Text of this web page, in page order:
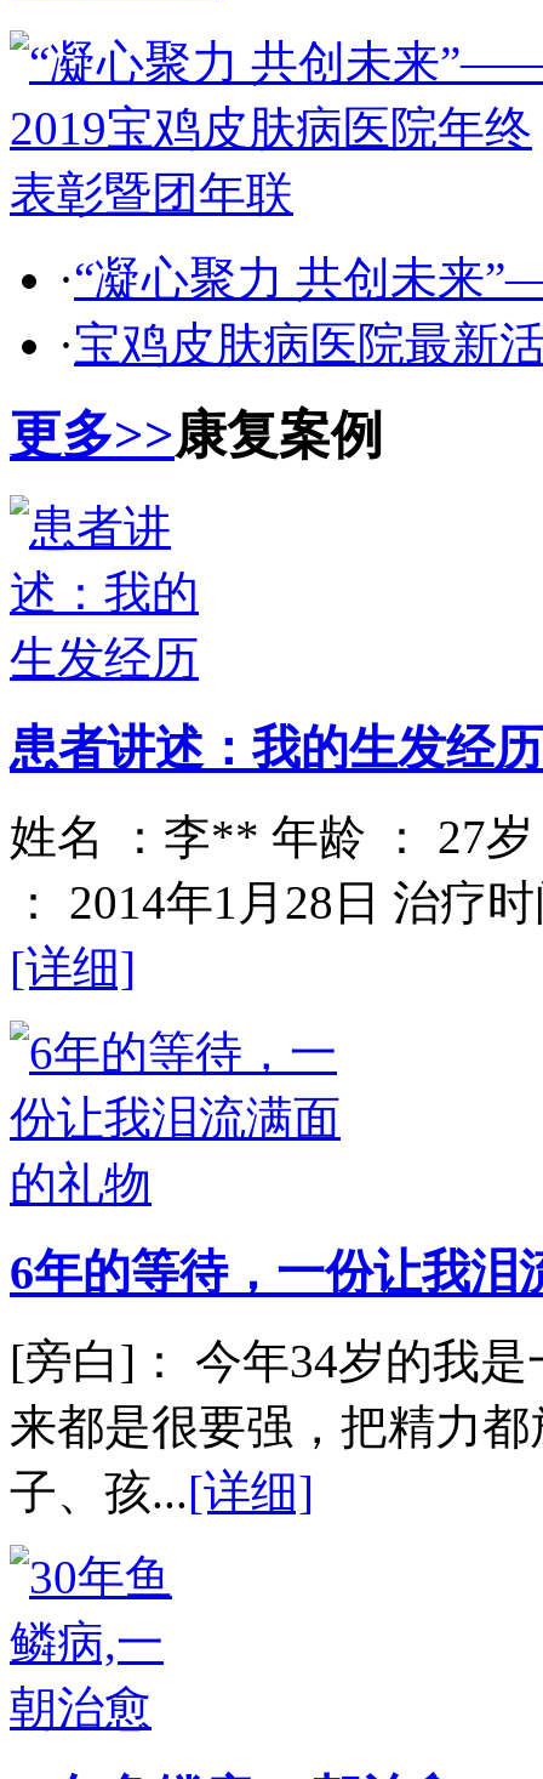
·“凝心聚力 共创未来
·宝鸡皮肤病医院最新
更多>>康复案例
患者讲述：我的生发经历
姓名 ：李** 年龄 ： 27
： 2014年1月28日 治疗
[详细]
6年的等待，一份让我泪
[旁白]： 今年34岁的我
来都是很要强，把精力
子、孩...[详细]